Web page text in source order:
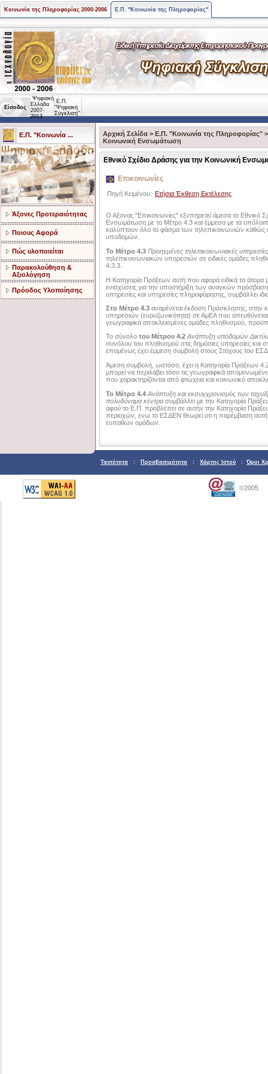
Κοινωνία της Πληροφορίας 2000-2006 Ε.Π. "Κοινωνία της Πληροφορίας"
Είσοδος
Ψηφιακή
Ελλάδα
2007-
2013
Ε.Π.
"Ψηφιακή
Σύγκλιση"
Ε.Π. "Κοινωνία ...
Άξονες Προτεραιότητας
Ποιους Αφορά
Πώς υλοποιείται
Παρακολούθηση &
Αξιολόγηση
Πρόοδος Υλοποίησης
Αρχική Σελίδα > Ε.Π. "Κοινωνία της Πληροφορίας"
Κοινωνική Ενσωμάτωση
Εθνικό Σχέδιο Δράσης για την Κοινωνική
Επικοινωνίες
Πηγή Κειμένου: Ετήσια Έκθεση Εκτέλεσης
Ο Αξονας "Επικοινωνίες" εξυπηρετεί άμεσα το Εθνικό
Ενσωμάτωση με το Μέτρο 4.3 και έμμεσα με τα
καλύπτουν όλο το φάσμα των τηλεπικοινωνιών καθώς
υποδομών.
Το Μέτρο 4.3 Προηγμένες τηλεπικοινωνιακές
τηλεπικοινωνιακών υπηρεσιών σε ειδικές ομάδες
4.3.3.
Η Κατηγορία Πράξεων αυτή που αφορά ειδικά τα άτομα
ενισχύσεις για την υποστήριξη των αναγκών
υπηρεσίες και υπηρεσίες πληροφόρησης, συμβάλλει
Στο Μέτρο 4.3 αναμένεται έκδοση Πρόσκλησης, στην
υπηρεσιών (ευρυζωνικότητα) σε ΑμΕΑ που απευθύνεται
γεωγραφικά αποκλεισμένες ομάδες πληθυσμού,
Το σύνολο του Μέτρου 4.2 Ανάπτυξη υποδομών
συνόλου του πληθυσμού στις δημόσιες υπηρεσίες και
επομένως έχει έμμεση συμβολή στους Στόχους του
Άμεση συμβολή, ωστόσο, έχει η Κατηγορία Πράξεων
μπορεί να περιλάβει τόσο τις γεωγραφικά
που χαρακτηρίζονται από φτώχεια και κοινωνικό
Το Μέτρο 4.4 Ανάπτυξη και εκσυγχρονισμός των
πολυδύναμα κέντρασυμβάλλει με την Κατηγορία
αφού το Ε.Π. προβλέπει σε αυτήν την Κατηγορία
περιοχών, ενω το ΕΣΔΕΝ θεωρεί οτι η παρέμβαση
ευπαθών ομάδων.
Ταυτότητα : Προσβασιμότητα : Χάρτης Ιστού : Όροι
©2005